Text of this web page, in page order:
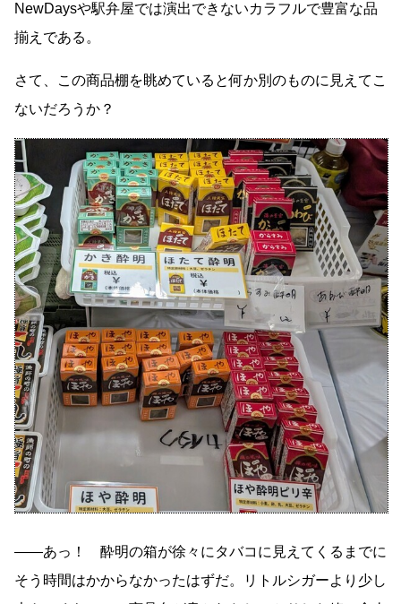
NewDaysや駅弁屋では演出できないカラフルで豊富な品
揃えである。
さて、この商品棚を眺めていると何か別のものに見えてこ
ないだろうか？
――あっ！ 酔明の箱が徐々にタバコに見えてくるまでに
そう時間はかからなかったはずだ。リトルシガーより少し